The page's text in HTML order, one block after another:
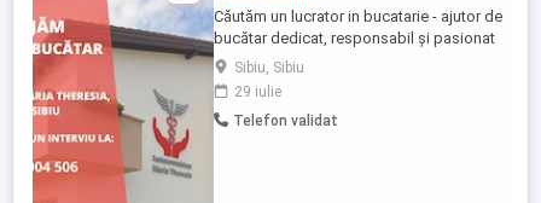
Căutăm un lucrator in bucatarie - ajutor de
bucătar dedicat, responsabil și pasionat
de gătit, care să se alăture echipei noastre
- Cerințe: Experiența în domeniu constituie
avantaj Cunoștințe de bază privind igiena
alimentară Seriozitate, responsabilitate și
Sibiu, Sibiu
29 iulie
Telefon validat